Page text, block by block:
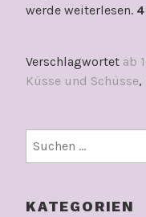
werde weiterlesen.
Verschlagwortet ab
Küsse und Schüsse,
nach:
KATEGORIEN